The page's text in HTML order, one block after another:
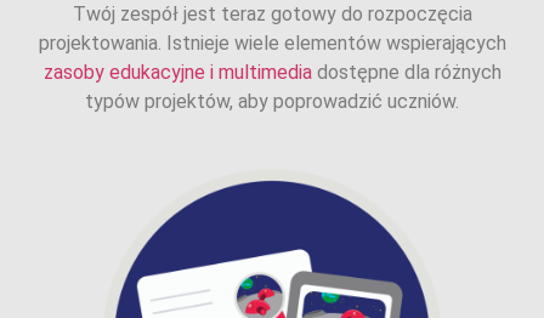
Twój zespół jest teraz gotowy do rozpoczęcia
projektowania. Istnieje wiele elementów wspierających
zasoby edukacyjne i multimediadostępne dla różnych
typów projektów, aby poprowadzić uczniów.